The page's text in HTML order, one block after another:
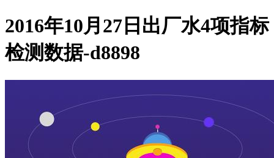
2016年10月27日出厂水4项指标
检测数据-d8898